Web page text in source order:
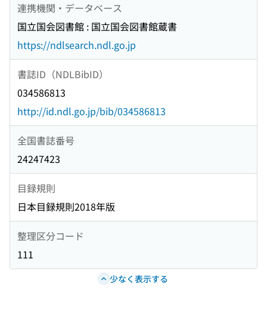
連携機関・データベース
国立国会図書館 : 国立国会図書館蔵書
https://ndlsearch.ndl.go.jp
書誌ID（NDLBibID）
034586813
http://id.ndl.go.jp/bib/034586813
全国書誌番号
24247423
目録規則
日本目録規則2018年版
整理区分コード
111
少なく表示する